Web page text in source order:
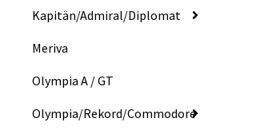
Kapitän/Admiral/Diplomat
Meriva
Olympia A / GT
Olympia/Rekord/Commodore